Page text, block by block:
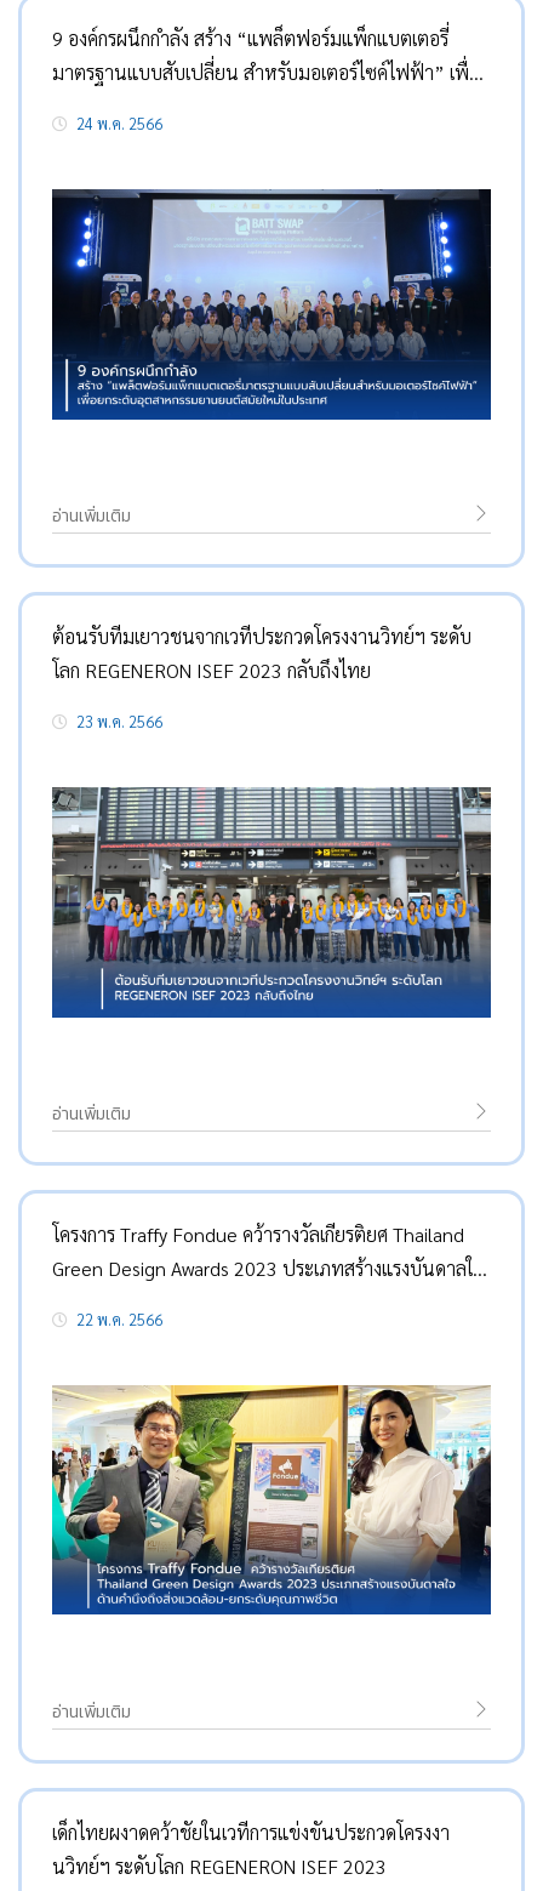
9 องค์กรผนึกกำลัง สร้าง “แพล็ตฟอร์มแพ็กแบตเตอรี่
มาตรฐานแบบสับเปลี่ยน สำหรับมอเตอร์ไซค์ไฟฟ้า” เพื่อ
24 พ.ค. 2566
อ่านเพิ่มเติม
ต้อนรับทีมเยาวชนจากเวทีประกวดโครงงานวิทย์ฯ ระดับ
โลก REGENERON ISEF 2023 กลับถึงไทย
23 พ.ค. 2566
อ่านเพิ่มเติม
โครงการ Traffy Fondue คว้ารางวัลเกียรติยศ Thailand
Green Design Awards 2023 ประเภทสร้างแรงบันดาลใจ
22 พ.ค. 2566
อ่านเพิ่มเติม
เด็กไทยผงาดคว้าชัยในเวทีการแข่งขันประกวดโครงงา
นวิทย์ฯ ระดับโลก REGENERON ISEF 2023